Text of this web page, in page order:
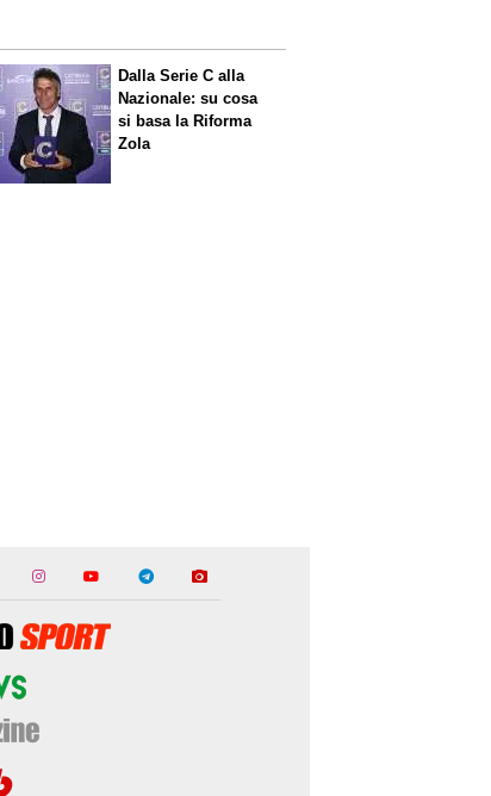
Dalla Serie C alla
Nazionale: su cosa
si basa la Riforma
Zola